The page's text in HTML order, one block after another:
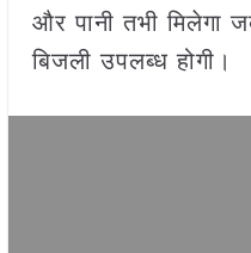
और पानी तभी मिलेगा
बिजली उपलब्ध होगी।